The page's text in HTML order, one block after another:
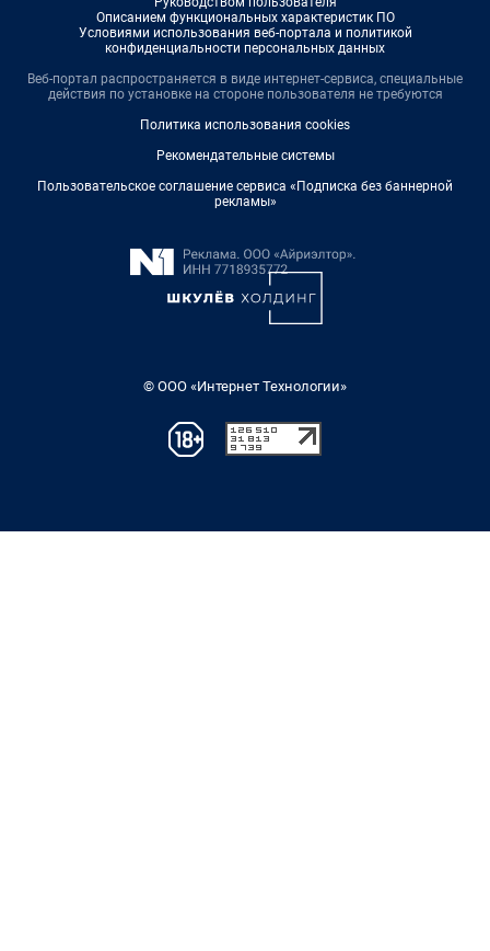
Описанием функциональных характеристик ПО
Условиями использования веб-портала и политикой
конфиденциальности персональных данных
Веб-портал распространяется в виде интернет-сервиса, специальные
действия по установке на стороне пользователя не требуются
Политика использования cookies
Рекомендательные системы
Пользовательское соглашение сервиса «Подписка без баннерной
рекламы»
© ООО «Интернет Технологии»